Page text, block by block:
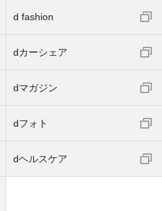
d fashion
dカーシェア
dマガジン
dフォト
dヘルスケア